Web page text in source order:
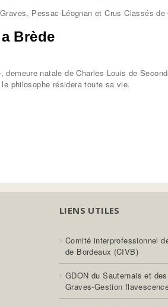
Pessac-Léognan et Crus Classés
Brède
demeure natale de Charles Louis de
philosophe résidera toute sa vie.
LIENS UTILES
Comité interprofessionnel
de Bordeaux (CIVB)
GDON du Sauternais et des
Graves-Gestion